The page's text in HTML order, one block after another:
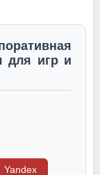
для игр и
Yandex